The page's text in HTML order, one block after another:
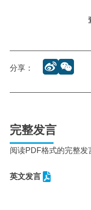
分享：
完整发言
阅读PDF格式的完整发
英文发言